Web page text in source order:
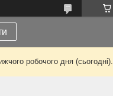
робочого дня (сьогодні).